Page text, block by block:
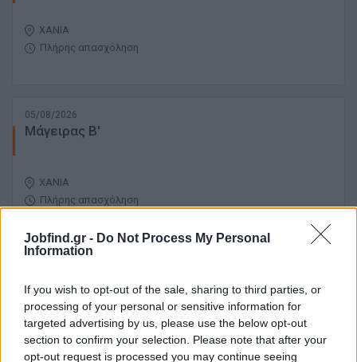
Jobfind.gr - Do Not Process My Personal
Information
If you wish to opt-out of the sale, sharing to third parties, or
processing of your personal or sensitive information for
targeted advertising by us, please use the below opt-out
section to confirm your selection. Please note that after your
opt-out request is processed you may continue seeing
ΧΑΝΙΑ
Πλήρης απασχόληση
05/08/2026
Μάγειρας B'
ΧΑΝΙΑ
Πλήρης απασχόληση
Καμαριέρα
ΧΑΝΙΑ
Πλήρης απασχόληση